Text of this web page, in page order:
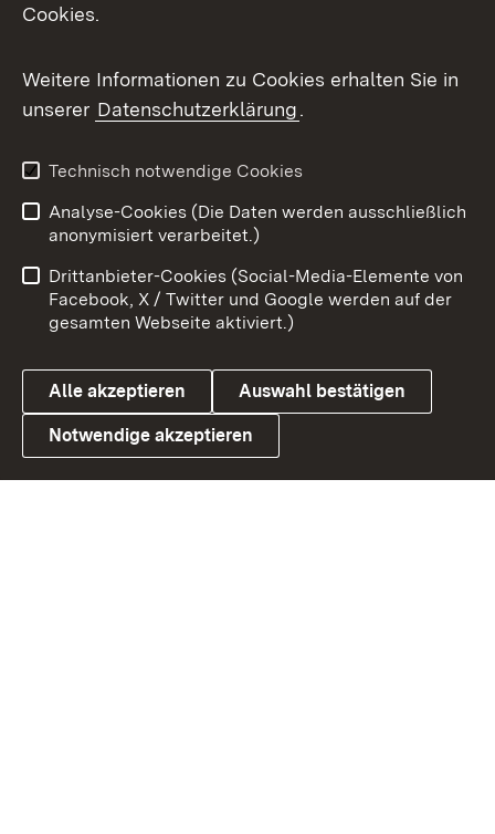
X / Twitter
Youtube
Link zum Landesportal
Impressum
Kontakt
Barrierefreiheit
Datenschutz
Cookies
Cookies.
Weitere Informationen zu Cookies erhalten Sie in
unserer Datenschutzerklärung.
Technisch notwendige Cookies
Analyse-Cookies (Die Daten werden ausschließlich
anonymisiert verarbeitet.)
Drittanbieter-Cookies (Social-Media-Elemente von
Facebook, X / Twitter und Google werden auf der
gesamten Webseite aktiviert.)
Alle akzeptieren Auswahl bestätigen
Notwendige akzeptieren